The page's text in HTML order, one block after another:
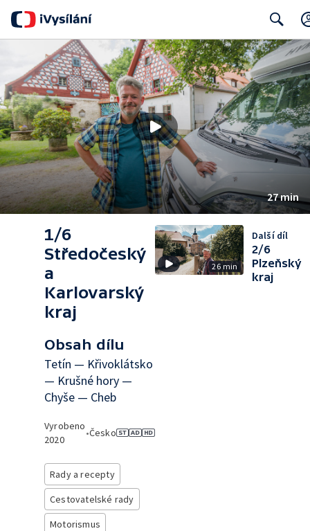
Search
27 min
1/6
Středočeský
a
Karlovarský
kraj
Obsah dílu
Tetín — Křivoklátsko
— Krušné hory —
Chyše — Cheb
Vyrobeno
2020
•Česko
Rady a recepty
Cestovatelské rady
Motorismus
26 min
Další díl
2/6
Plzeňský
kraj